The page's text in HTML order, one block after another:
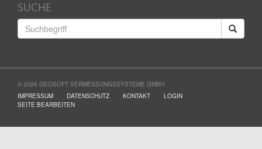
SUCHE
© 2026 GEOSOFT VERMESSUNGSSYSTEME GMBH
IMPRESSUM
DATENSCHUTZ KONTAKT
LOGIN
SEITE BEARBEITEN